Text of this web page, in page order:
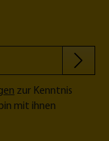
zur Kenntnis
mit ihnen